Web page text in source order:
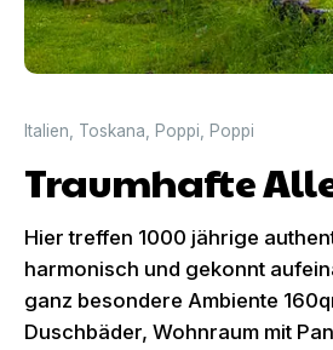
Italien Toskana Poppi Poppi
Traumhafte
Hier treffen 1000 jährige
harmonisch und gekonnt
ganz besondere Ambiente
Duschbäder, Wohnraum mit